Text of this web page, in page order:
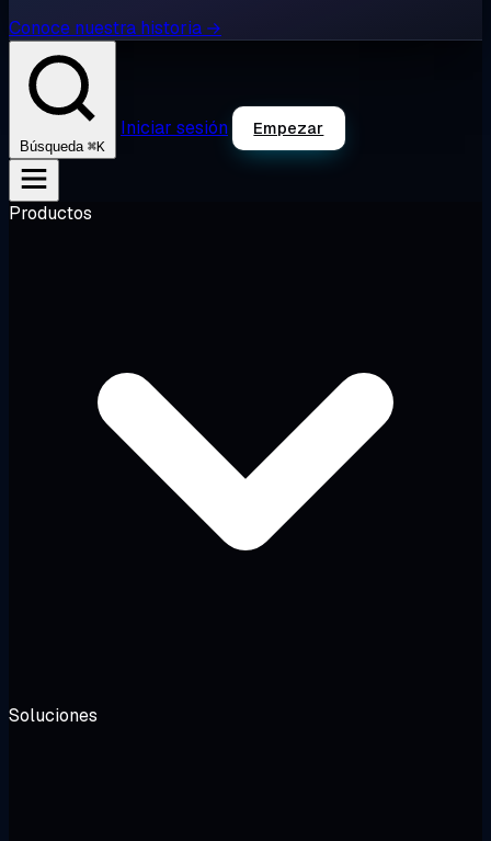
Conoce nuestra historia →
Búsqueda ⌘K
Iniciar sesión Empezar
Productos
Soluciones